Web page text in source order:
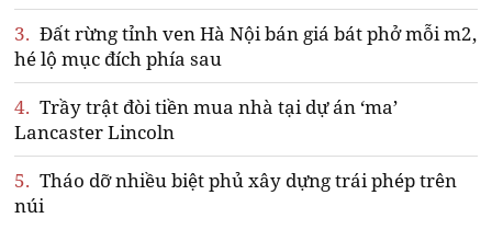
3. Đất rừng tỉnh ven Hà Nội bán giá bát phở mỗi m2,
hé lộ mục đích phía sau
4. Trầy trật đòi tiền mua nhà tại dự án ‘ma’
Lancaster Lincoln
5. Tháo dỡ nhiều biệt phủ xây dựng trái phép trên
núi